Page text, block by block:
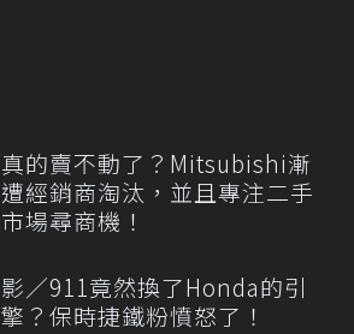
真的賣不動了？Mitsubishi漸
遭經銷商淘汰，並且專注二手
市場尋商機！
影／911竟然換了Honda的引
擎？保時捷鐵粉憤怒了！